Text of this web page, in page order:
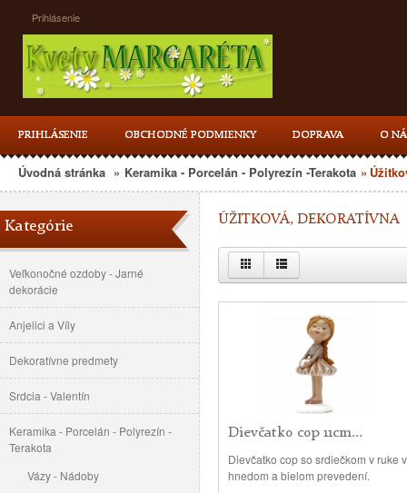
Prihlásenie
PRIHLÁSENIE OBCHODNÉ PODMIENKY DOPRAVA O
Úvodná stránka » Keramika - Porcelán - Polyrezín -Terakota »
Kategórie
Veľkonočné ozdoby - Jarné
dekorácie
Anjelici a Víly
Dekoratívne predmety
Srdcia - Valentín
Keramika - Porcelán - Polyrezín -
Terakota
Vázy - Nádoby
ÚŽITKOVÁ, DEKORATÍVNA
Dievčatko cop 11cm...
Dievčatko cop so srdiečkom v ruke v
hnedom a bielom prevedení.